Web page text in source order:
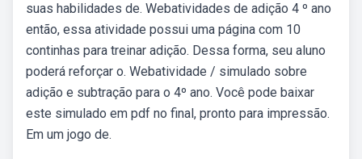
suas habilidades de. Webatividades de adição 4 º ano
então, essa atividade possui uma página com 10
continhas para treinar adição. Dessa forma, seu aluno
poderá reforçar o. Webatividade / simulado sobre
adição e subtração para o 4º ano. Você pode baixar
este simulado em pdf no final, pronto para impressão.
Em um jogo de.